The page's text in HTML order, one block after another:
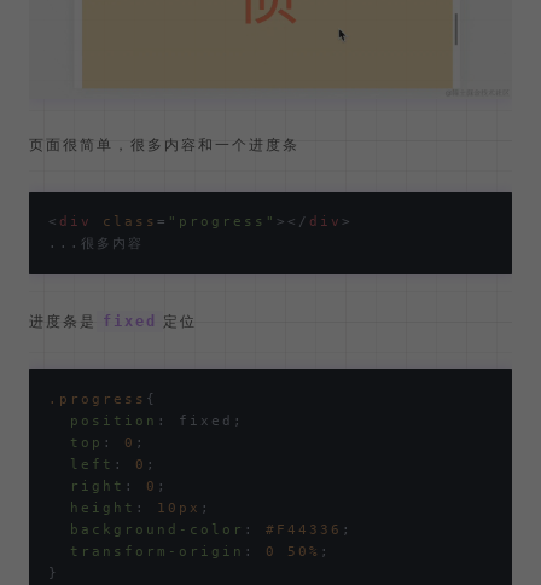
页面很简单，很多内容和一个进度条
< div class= "progress" ></ div >
进度条是 fixed 定位
.progress {
position : fixed;
top : 0 ;
left : 0 ;
right : 0 ;
height : 10px ;
background-color : #F44336 ;
transform-origin : 0 50% ;